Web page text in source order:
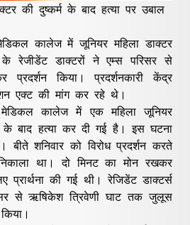
की दुष्कर्म के बाद हत्या पर उबाल
कालेज में जूनियर महिला डाक्टर
रेजीडेंट डाक्टरों ने एम्स परिसर से
किया। प्रदर्शनकारी केंद्र
एक्ट की मांग कर रहे थे।
कालेज में एक महिला जूनियर
के बाद हत्या कर दी गई है। इस घटना
शनिवार को विरोध प्रदर्शन करते
था। दो मिनट का मोन रखकर
की गई थी। रेजिडेंट डाक्टर्स
से ऋषिकेश त्रिवेणी घाट तक जुलूस